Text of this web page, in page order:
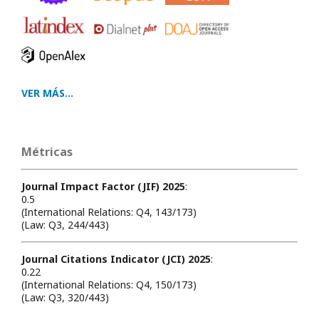
VER MÁS...
Métricas
Journal Impact Factor (JIF) 2025:
0.5
(International Relations: Q4, 143/173)
(Law: Q3, 244/443)
Journal Citations Indicator (JCI) 2025:
0.22
(International Relations: Q4, 150/173)
(Law: Q3, 320/443)